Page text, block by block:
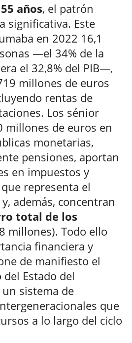
años, el patrón
significativa. Este
en 2022 16,1
—el 34% de la
el 32,8% del PIB—,
millones de euros
rentas de
Los sénior
millones de euros en
monetarias,
pensiones, aportan
en impuestos y
representa el
además, concentran
total de los
millones). Todo ello
financiera y
de manifiesto el
Estado del
sistema de
que
a lo largo del ciclo